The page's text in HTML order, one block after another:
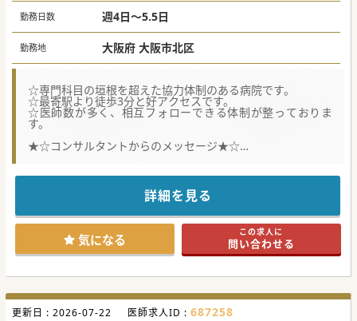
勤務日数 週4日～5.5日
勤務地 大阪府 大阪市北区
☆専門科目の垣根を超えた協力体制のある病院です。
☆最寄駅より徒歩3分と好アクセスです。
☆医師数が多く、相互フォローできる体制が整っておりま
す。
★☆コンサルタントからのメッセージ★☆
す。
MRI、CT、マンモ読影をお願いいたします。
#秋入職可
詳細を見る
気になる この求人に
問い合わせる
更新日 : 2026-07-22 医師求人ID : 687258